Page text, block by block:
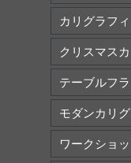
カリグラフ
クリスマス
テーブルフ
モダンカリ
ワークショ